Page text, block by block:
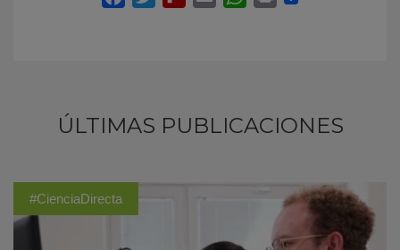
ÚLTIMAS PUBLICACIONES
#CienciaDirecta